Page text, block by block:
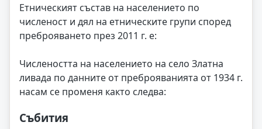
Етническият състав на населението по
численост и дял на етническите групи според
преброяването през 2011 г. е:
Числеността на населението на село Златна
ливада по данните от преброяванията от 1934 г.
насам се променя както следва:
Събития